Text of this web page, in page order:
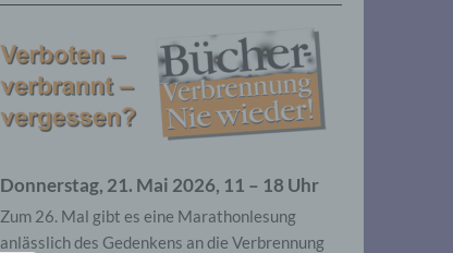
Donnerstag, 21. Mai 2026, 11 – 18 Uhr
Zum 26. Mal gibt es eine Marathonlesung
anlässlich des Gedenkens an die Verbrennung